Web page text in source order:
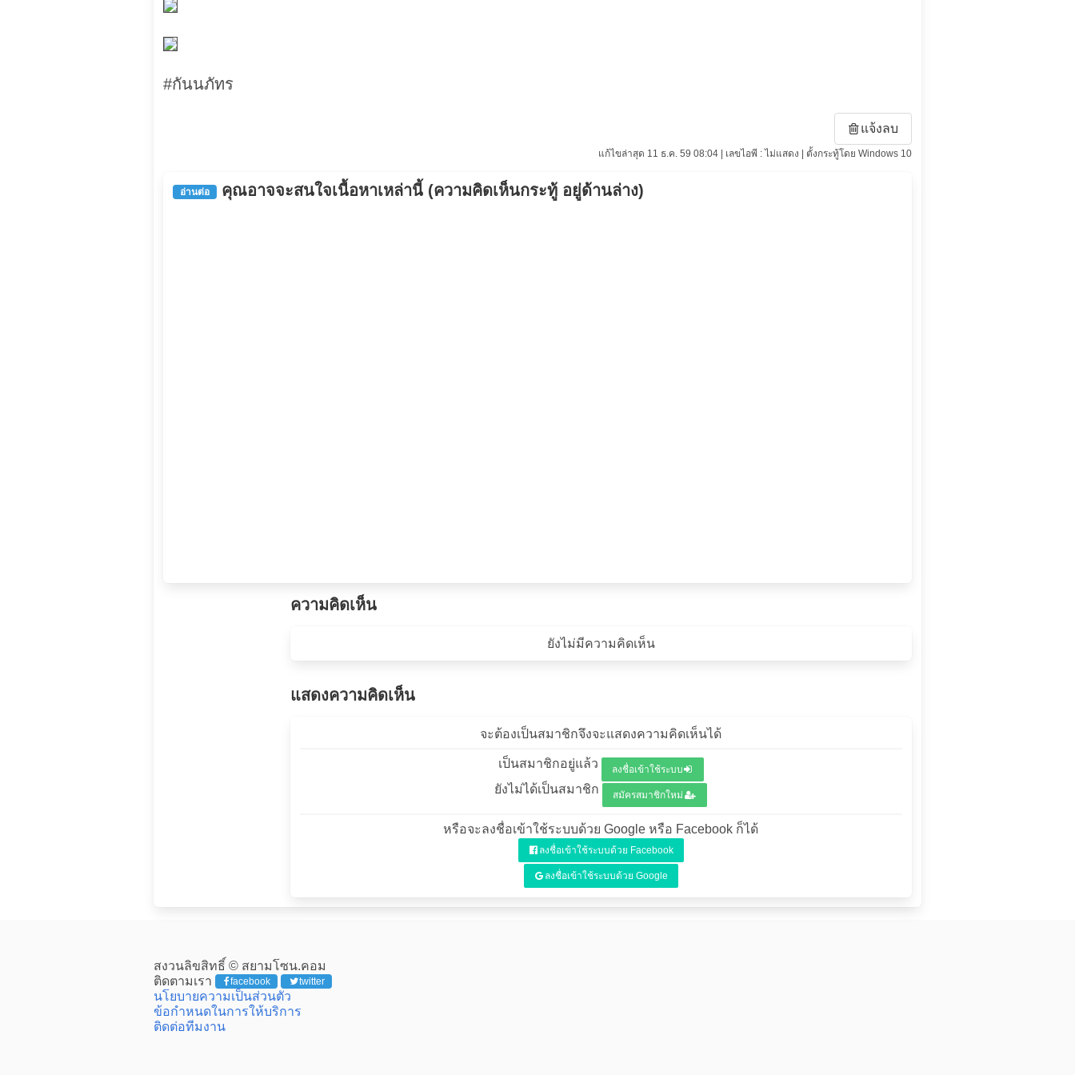
#กันนภัทร
แจ้งลบ
แก้ไขล่าสุด 11 ธ.ค. 59 08:04 | เลขไอพี : ไม่แสดง | ตั้งกระทู้โดย Windows 10
อ่านต่อ คุณอาจจะสนใจเนื้อหาเหล่านี้ (ความคิดเห็นกระทู้ อยู่ด้านล่าง)
ความคิดเห็น
ยังไม่มีความคิดเห็น
แสดงความคิดเห็น
จะต้องเป็นสมาชิกจึงจะแสดงความคิดเห็นได้
เป็นสมาชิกอยู่แล้ว ลงชื่อเข้าใช้ระบบ
ยังไม่ได้เป็นสมาชิก สมัครสมาชิกใหม่
หรือจะลงชื่อเข้าใช้ระบบด้วย Google หรือ Facebook ก็ได้
ลงชื่อเข้าใช้ระบบด้วย Facebook
ลงชื่อเข้าใช้ระบบด้วย Google
สงวนลิขสิทธิ์ © สยามโซน.คอม
ติดตามเรา
facebook twitter
นโยบายความเป็นส่วนตัว
ข้อกำหนดในการให้บริการ
ติดต่อทีมงาน